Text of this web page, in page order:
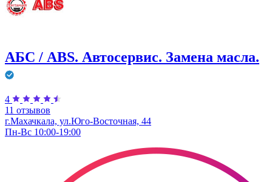
АБС / ABS. Автосервис. Замена масла.
4
11 отзывов
г.Махачкала, ул.Юго-Восточная, 44
Пн-Вс 10:00-19:00